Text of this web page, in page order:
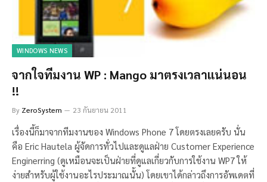
WINDOWS NEWS
จากใจทีมงาน WP : Mango มาตรงเวลาแน่นอน
!!
By ZeroSystem 23 กันยายน 2011
เรื่องนี้ก็มาจากทีมงานของ Windows Phone 7 โดยตรงเลยครับ นั่น
คือ Eric Hautela ผู้จัดการทั่วไปและดูแลฝ่าย Customer Experience
Enginerring (ดูเหมือนจะเป็นฝ่ายที่ดูแลเกี่ยวกับการใช้งาน WP7 ให้
ง่ายสำหรับผู้ใช้งานอะไรประมาณนั้น) โดยเขาได้กล่าวถึงการอัพเดตที่